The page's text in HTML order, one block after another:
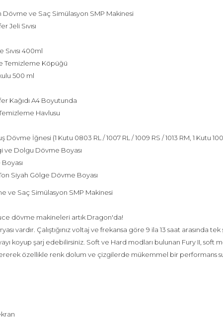
Dövme ve Saç Simülasyon SMP Makinesi
Sıvısı
400ml
Temizleme Köpüğü
500 ml
Kağıdı A4 Boyutunda
Havlusu
İğnesi (1 Kutu 0803 RL / 1007 RL / 1009 RS / 1013 RM, 1 Kutu
ve Dolgu Dövme Boyası
Siyah Gölge Dövme Boyası
ve Saç Simülasyon SMP Makinesi
dövme makineleri artık Dragon'da!
vardır. Çalıştığınız voltaj ve frekansa göre 9 ila 13 saat arasında
koyup şarj edebilirsiniz. Soft ve Hard modları bulunan Fury II, soft
özellikle renk dolum ve çizgilerde mükemmel bir performans